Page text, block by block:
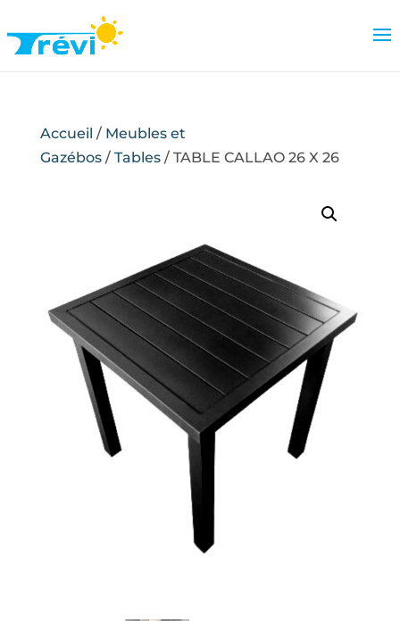
Accueil / Meubles et
Gazébos/ Tables/ TABLE CALLAO 26 X 26